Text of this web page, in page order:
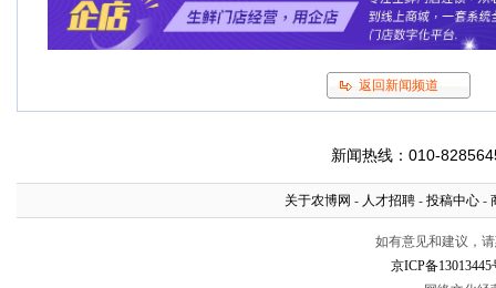
返回新闻频道
新闻热线：010-
关于农博网 - 人才招聘 - 投稿中心 -
如有意见和建议，
京ICP备13013445